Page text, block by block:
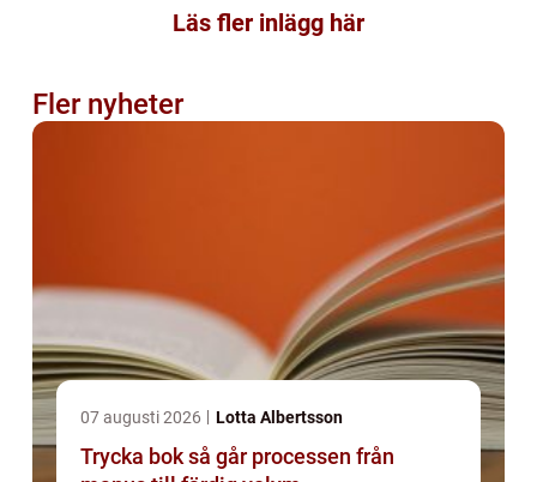
Läs fler inlägg här
Fler nyheter
07 augusti 2026 Lotta Albertsson
Trycka bok så går processen från